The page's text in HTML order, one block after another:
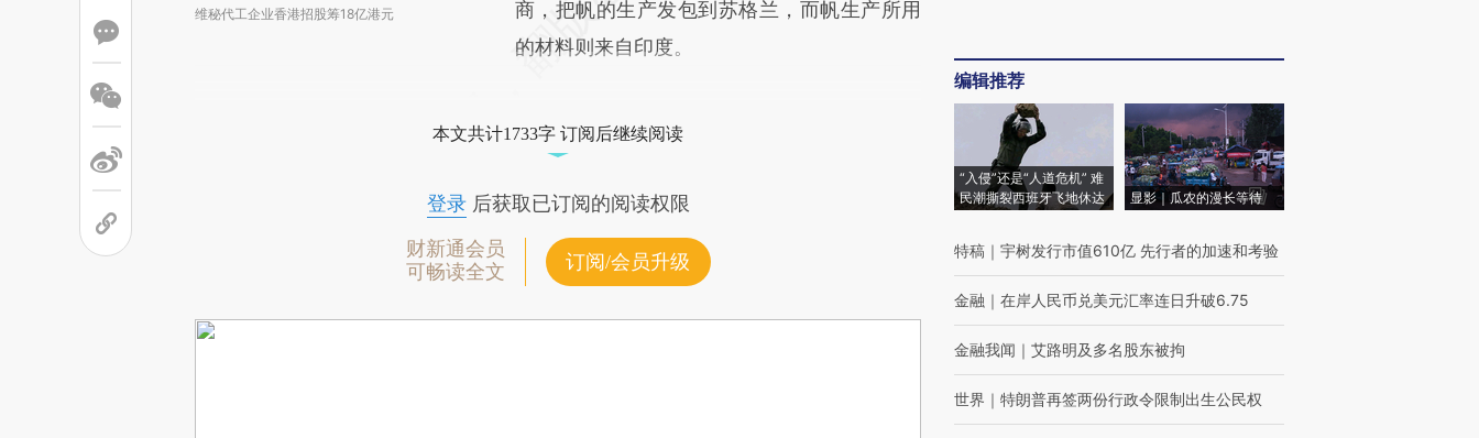
维秘代工企业香港招股筹18亿港元
商，把帆的生产发包到苏格兰，而帆生产所用
的材料则来自印度。
本文共计1733字 订阅后继续阅读
登录后获取已订阅的阅读权限
财新通会员
可畅读全文
订阅/会员升级
编辑推荐
“入侵”还是“人道危机” 难
民潮撕裂西班牙飞地休达
显影｜瓜农的漫长等待
特稿 ｜ 宇树发行市值610亿 先行者的加速和考验
金融 ｜ 在岸人民币兑美元汇率连日升破6.75
金融我闻 ｜ 艾路明及多名股东被拘
世界 ｜ 特朗普再签两份行政令限制出生公民权